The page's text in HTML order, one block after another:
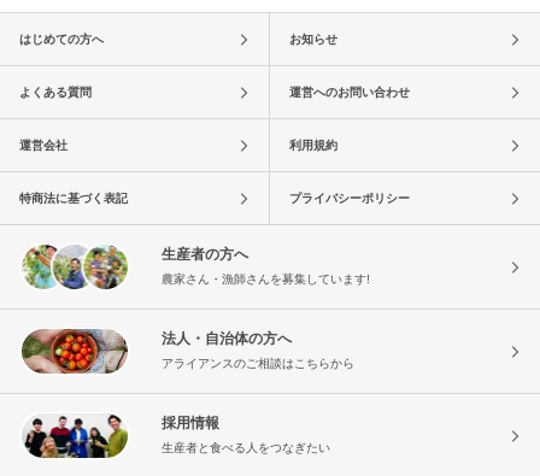
はじめての方へ お知らせ
よくある質問 運営へのお問い合わせ
運営会社 利用規約
特商法に基づく表記 プライバシーポリシー
生産者の方へ
農家さん・漁師さんを募集しています!
法人・自治体の方へ
アライアンスのご相談はこちらから
採用情報
生産者と食べる人をつなぎたい